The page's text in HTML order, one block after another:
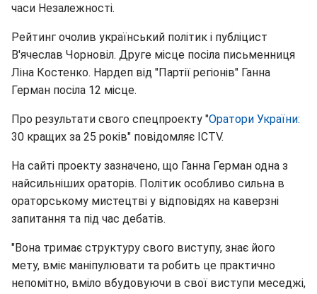
часи Незалежності.
Рейтинг очолив український політик і публіцист
В'ячеслав Чорновіл. Друге місце посіла письменниця
Ліна Костенко. Нардеп від "Партії регіонів" Ганна
Герман посіла 12 місце.
Про результати свого спецпроекту "Оратори України:
30 кращих за 25 років" повідомляє ICTV.
На сайті проекту зазначено, що Ганна Герман одна з
найсильніших ораторів. Політик особливо сильна в
ораторському мистецтві у відповідях на каверзні
запитання та під час дебатів.
"Вона тримає структуру свого виступу, знає його
мету, вміє маніпулювати та робить це практично
непомітно, вміло вбудовуючи в свої виступи меседжі,